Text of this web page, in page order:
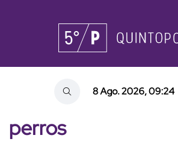
8 Ago. 2026, 09:24
perros